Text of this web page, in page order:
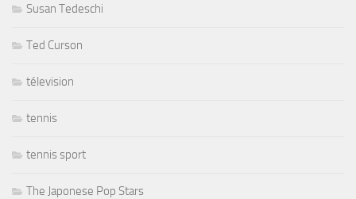
Susan Tedeschi
Ted Curson
télevision
tennis
tennis sport
The Japonese Pop Stars